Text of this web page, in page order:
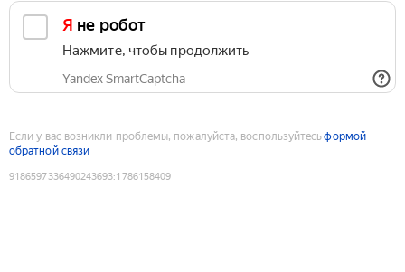
Я не робот
Нажмите, чтобы продолжить
Yandex SmartCaptcha
Если у вас возникли проблемы, пожалуйста, воспользуйтесьформой
обратной связи
9186597336490243693:1786158409